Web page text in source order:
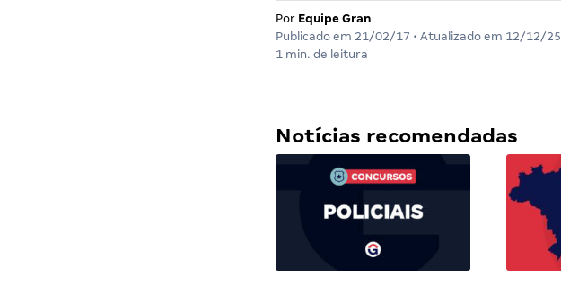
Por Equipe Gran
Publicado em 21/02/17 • Atualizado em 12/12/25
1 min. de leitura
Notícias recomendadas